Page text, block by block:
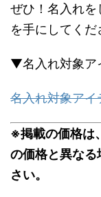
ぜひ！名入れを
を手にしてくだ
▼名入れ対象ア
名入れ対象アイ
※掲載の価格は
の価格と異な
さい。